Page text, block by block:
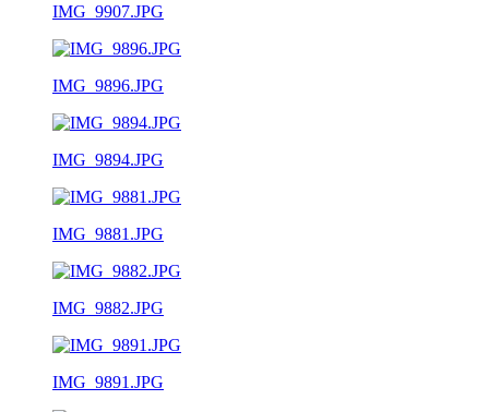
IMG_9907.JPG
IMG_9896.JPG
IMG_9894.JPG
IMG_9881.JPG
IMG_9882.JPG
IMG_9891.JPG